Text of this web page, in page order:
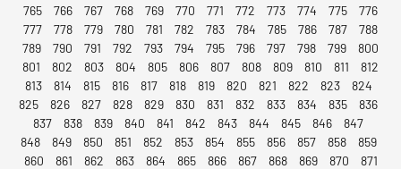
765
766 767 768 769 770 771 772 773 774 775
776
777
778 779 780 781 782 783 784 785 786 787
788
789
790 791 792 793 794 795 796 797 798 799
800
801
802 803 804 805 806 807 808 809 810 811
812
813
814 815 816 817 818 819 820 821 822 823
824
825
826 827 828 829 830 831 832 833 834 835
836
837
838 839 840 841 842 843 844 845 846
847
848
849 850 851 852 853 854 855 856 857 858
859
860
861 862 863 864 865 866 867 868 869 870
871